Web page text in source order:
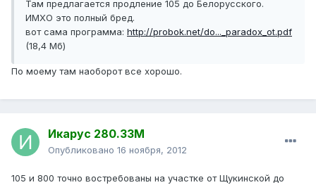
Там предлагается продление 105 до Белорусского.
ИМХО это полный бред.
вот сама программа: http://probok.net/do..._paradox_ot.pdf
(18,4 Мб)
По моему там наоборот все хорошо.
Икарус 280.33М
Опубликовано 16 ноября, 2012
105 и 800 точно востребованы на участке от Щукинской до